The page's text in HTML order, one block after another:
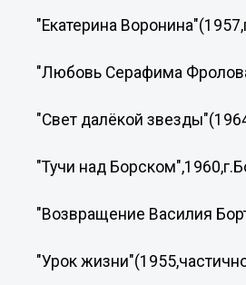
"Екатерина
"Любовь Серафима
"Свет далёкой
"Тучи над
"Возвращение Василия
"Урок